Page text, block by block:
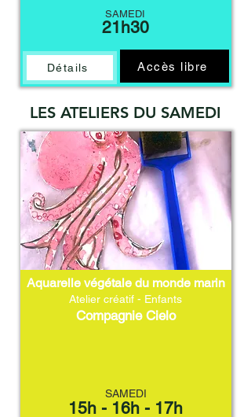
SAMEDI
21h30
Détails Accès libre
LES ATELIERS DU SAMEDI
Aquarelle végétale du monde marin
Atelier créatif - Enfants
Compagnie Cielo
SAMEDI
15h - 16h - 17h